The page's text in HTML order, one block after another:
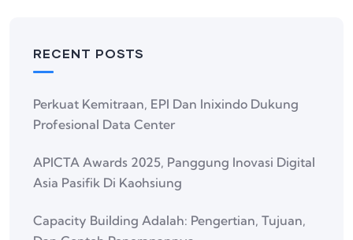
RECENT POSTS
Perkuat Kemitraan, EPI Dan Inixindo Dukung
Profesional Data Center
APICTA Awards 2025, Panggung Inovasi Digital
Asia Pasifik Di Kaohsiung
Capacity Building Adalah: Pengertian, Tujuan,